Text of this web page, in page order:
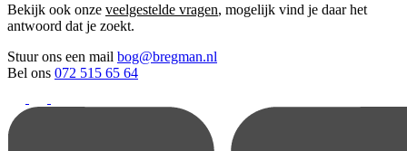
Bekijk ook onze veelgestelde vragen, mogelijk vind je daar het
antwoord dat je zoekt.
Stuur ons een mail bog@bregman.nl
Bel ons 072 515 65 64